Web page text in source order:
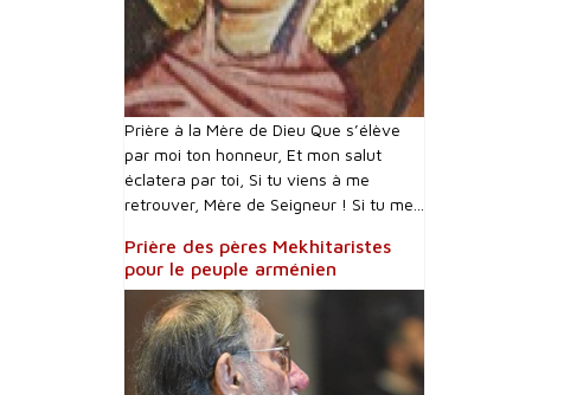
Prière à la Mère de Dieu Que s’élève
par moi ton honneur, Et mon salut
éclatera par toi, Si tu viens à me
retrouver, Mère de Seigneur ! Si tu me...
Prière des pères Mekhitaristes
pour le peuple arménien